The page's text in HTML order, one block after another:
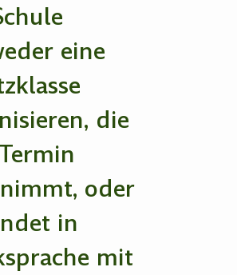
eine
die
oder
in
mit